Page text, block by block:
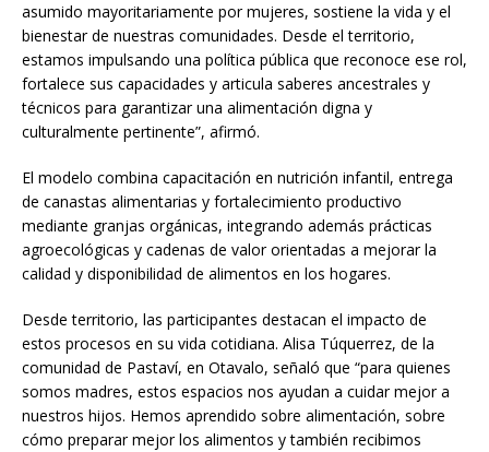
asumido mayoritariamente por mujeres, sostiene la vida y el
bienestar de nuestras comunidades. Desde el territorio,
estamos impulsando una política pública que reconoce ese rol,
fortalece sus capacidades y articula saberes ancestrales y
técnicos para garantizar una alimentación digna y
culturalmente pertinente”, afirmó.
El modelo combina capacitación en nutrición infantil, entrega
de canastas alimentarias y fortalecimiento productivo
mediante granjas orgánicas, integrando además prácticas
agroecológicas y cadenas de valor orientadas a mejorar la
calidad y disponibilidad de alimentos en los hogares.
Desde territorio, las participantes destacan el impacto de
estos procesos en su vida cotidiana. Alisa Túquerrez, de la
comunidad de Pastaví, en Otavalo, señaló que “para quienes
somos madres, estos espacios nos ayudan a cuidar mejor a
nuestros hijos. Hemos aprendido sobre alimentación, sobre
cómo preparar mejor los alimentos y también recibimos